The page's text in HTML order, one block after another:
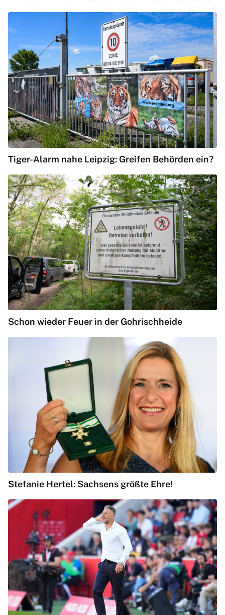
Tiger-Alarm nahe Leipzig: Greifen Behörden ein?
Schon wieder Feuer in der Gohrischheide
Stefanie Hertel: Sachsens größte Ehre!